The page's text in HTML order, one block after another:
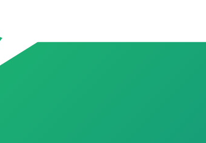
primeira mão a dicas de como reduzir sua
aos alertas de vagas para as usinas da sua